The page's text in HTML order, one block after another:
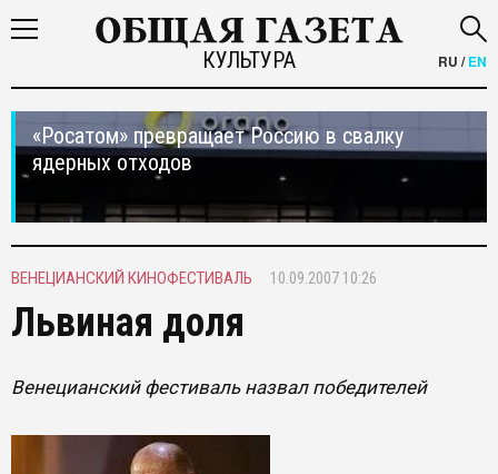
КУЛЬТУРА RU /EN
«Росатом» превращает Россию в свалку
ядерных отходов
ВЕНЕЦИАНСКИЙ КИНОФЕСТИВАЛЬ 10.09.2007 10:26
Львиная доля
Венецианский фестиваль назвал победителей